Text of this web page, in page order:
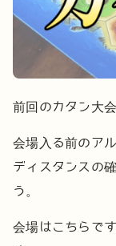
前回のカタン大
会場入る前のア
ディスタンスの
う。
会場はこちらで